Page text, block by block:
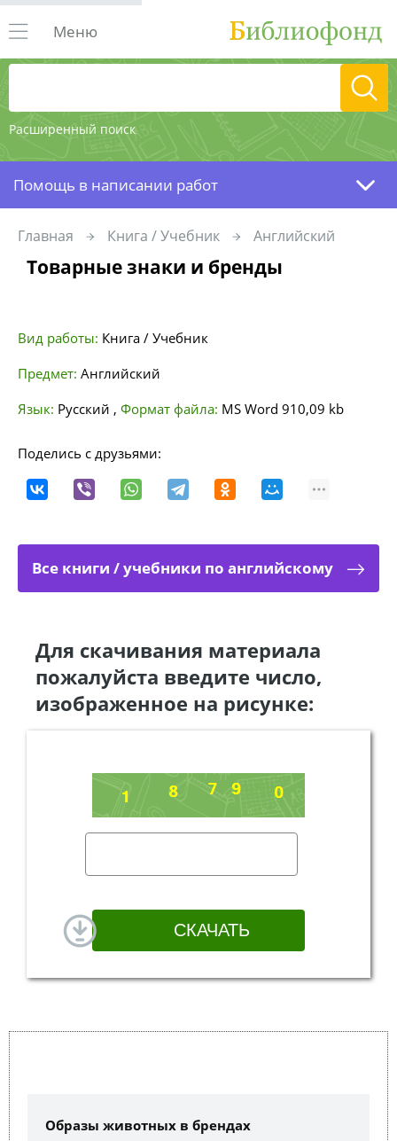
Расширенный поиск
Меню
Помощь в написании работ
Главная Книга / Учебник Английский
Товарные знаки и бренды
Вид работы: Книга / Учебник
Предмет: Английский
Язык: Русский , Формат файла: MS Word 910,09 kb
Поделись с друзьями:
Все книги / учебники по английскому
Для скачивания материала
пожалуйста введите число,
изображенное на рисунке:
Образы животных в брендах